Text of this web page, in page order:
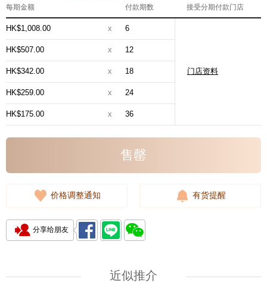
每期金额 付款期数 接受分期付款门店
HK$1,008.00 x 6
门店资料
HK$507.00 x 12
HK$342.00 x 18
HK$259.00 x 24
HK$175.00 x 36
售罄
价格调整通知 有货提醒
分享给朋友
近似推介